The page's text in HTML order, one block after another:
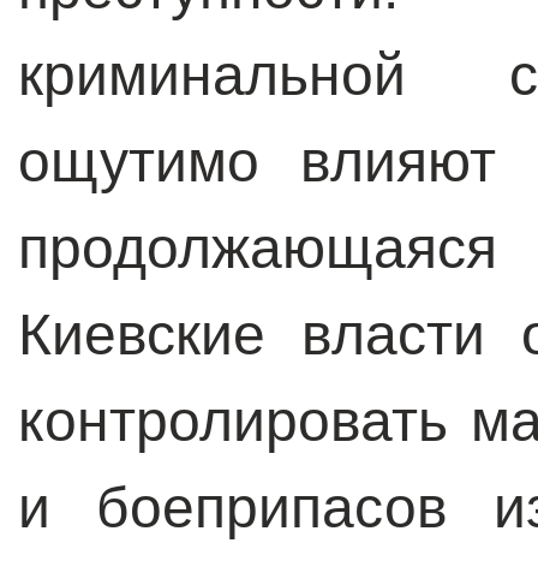
криминальной
ощутимо влияют
Киевские власти
контролировать
и боеприпасов